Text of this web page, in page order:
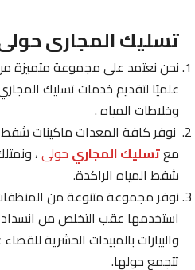
تسليك المجارى حولى
نحن نعتمد على مجموعة متميزة من
علميًا لتقديم خدمات تسليك المجاري
وخلاطات المياه .
نوفر كافة المعدات ماكينات شفط
معتسليك المجاريحولى، ونمتلك
شفط المياه الراكدة.
نوفر مجموعة متنوعة من المنظفات
استخدمها عقب التخلص من انسداد
والبيارات بالمبيدات الحشرية للقضاء
تتجمع حولها.